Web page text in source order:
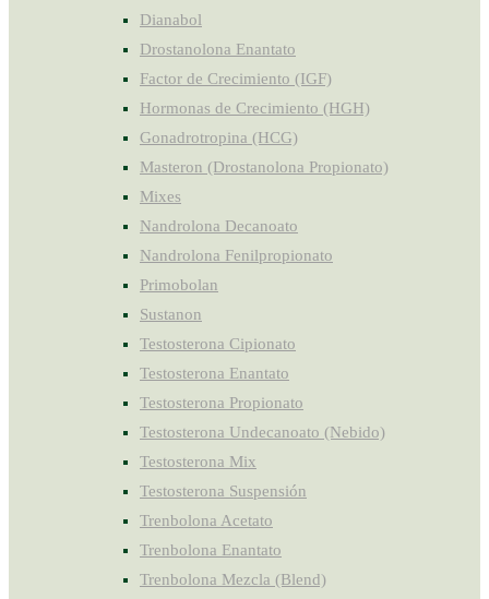
Dianabol
Drostanolona Enantato
Factor de Crecimiento (IGF)
Hormonas de Crecimiento (HGH)
Gonadrotropina (HCG)
Masteron (Drostanolona Propionato)
Mixes
Nandrolona Decanoato
Nandrolona Fenilpropionato
Primobolan
Sustanon
Testosterona Cipionato
Testosterona Enantato
Testosterona Propionato
Testosterona Undecanoato (Nebido)
Testosterona Mix
Testosterona Suspensión
Trenbolona Acetato
Trenbolona Enantato
Trenbolona Mezcla (Blend)